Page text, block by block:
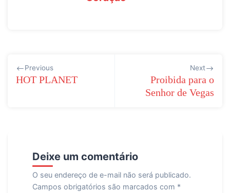
Navegação
de
Previous
HOT PLANET
Next
Proibida para o
Senhor de Vegas
Deixe um comentário
O seu endereço de e-mail não será publicado.
Campos obrigatórios são marcados com *